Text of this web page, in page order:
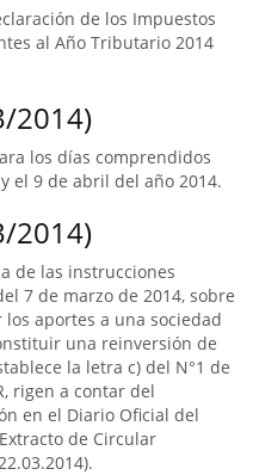
de los Impuestos
al Año Tributario 2014
2014)
los días comprendidos
el 9 de abril del año 2014.
2014)
de las instrucciones
7 de marzo de 2014, sobre
aportes a una sociedad
una reinversión de
la letra c) del N°1 de
rigen a contar del
en el Diario Oficial del
de Circular